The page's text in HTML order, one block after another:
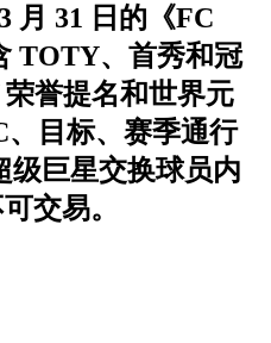
月 31 日的《FC
TOTY、首秀和冠
誉提名和世界元
、目标、赛季通行
级巨星交换球员内
交易。